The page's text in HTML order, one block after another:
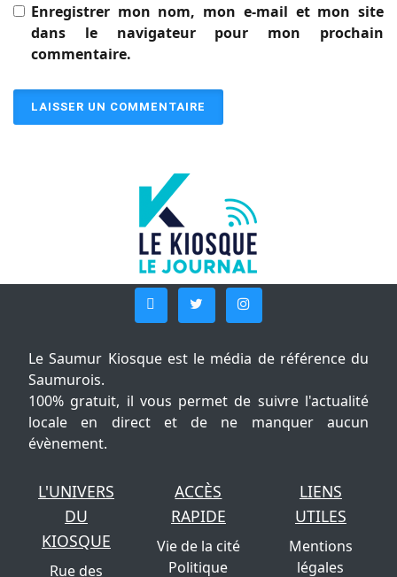
Enregistrer mon nom, mon e-mail et mon site
dans le navigateur pour mon prochain
commentaire.
Le Saumur Kiosque est le média de référence du
Saumurois.
100% gratuit, il vous permet de suivre l'actualité
locale en direct et de ne manquer aucun
évènement.
L'UNIVERS
DU
KIOSQUE
Rue des
ACCÈS
RAPIDE
Vie de la cité
Politique
LIENS
UTILES
Mentions
légales